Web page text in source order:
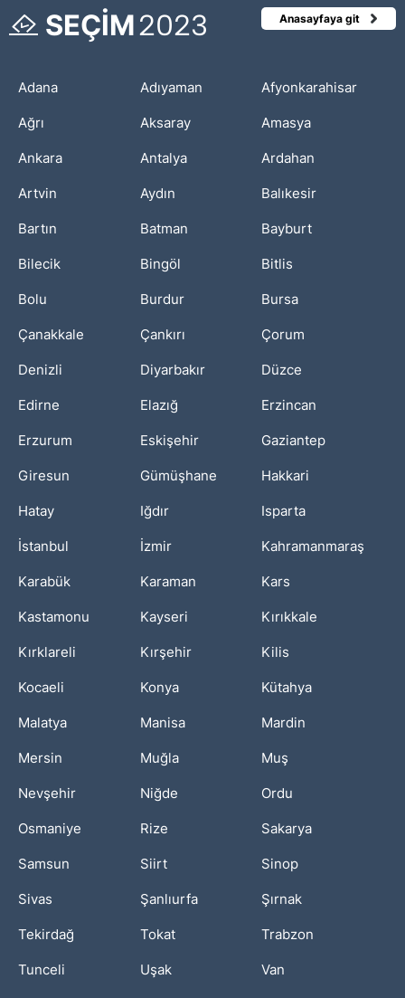
SEÇİM2023 Anasayfaya git
Adana Adıyaman Afyonkarahisar
Ağrı Aksaray Amasya
Ankara Antalya Ardahan
Artvin Aydın Balıkesir
Bartın Batman Bayburt
Bilecik Bingöl Bitlis
Bolu Burdur Bursa
Çanakkale Çankırı Çorum
Denizli Diyarbakır Düzce
Edirne Elazığ Erzincan
Erzurum Eskişehir Gaziantep
Giresun Gümüşhane Hakkari
Hatay Iğdır Isparta
İstanbul İzmir Kahramanmaraş
Karabük Karaman Kars
Kastamonu Kayseri Kırıkkale
Kırklareli Kırşehir Kilis
Kocaeli Konya Kütahya
Malatya Manisa Mardin
Mersin Muğla Muş
Nevşehir Niğde Ordu
Osmaniye Rize Sakarya
Samsun Siirt Sinop
Sivas Şanlıurfa Şırnak
Tekirdağ Tokat Trabzon
Tunceli Uşak Van